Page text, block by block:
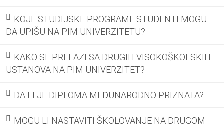
KOJE STUDIJSKE PROGRAME STUDENTI MOGU
DA UPIŠU NA PIM UNIVERZITETU?
KAKO SE PRELAZI SA DRUGIH VISOKOŠKOLSKIH
USTANOVA NA PIM UNIVERZITET?
DA LI JE DIPLOMA MEĐUNARODNO PRIZNATA?
MOGU LI NASTAVITI ŠKOLOVANJE NA DRUGOM